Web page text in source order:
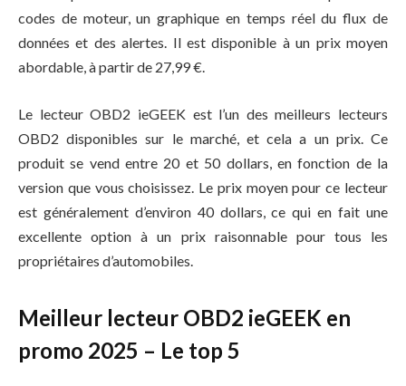
codes de moteur, un graphique en temps réel du flux de
données et des alertes. Il est disponible à un prix moyen
abordable, à partir de 27,99 €.
Le lecteur OBD2 ieGEEK est l’un des meilleurs lecteurs
OBD2 disponibles sur le marché, et cela a un prix. Ce
produit se vend entre 20 et 50 dollars, en fonction de la
version que vous choisissez. Le prix moyen pour ce lecteur
est généralement d’environ 40 dollars, ce qui en fait une
excellente option à un prix raisonnable pour tous les
propriétaires d’automobiles.
Meilleur lecteur OBD2 ieGEEK en
promo 2025 – Le top 5